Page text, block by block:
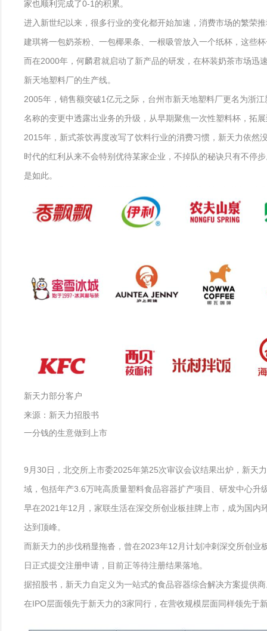
家也顺利完成了0-1的积累。
进入新世纪以来，很多行业的变化都开始加速，消费市场的繁荣
建琪将一包奶茶粉、一包椰果条、一根吸管放入一个纸杯，这些
而在2000年，何麟君就启动了新产品的研发，在杯装奶茶市场迅
新天地塑料厂的生产线。
2005年，销售额突破1亿元之际，台州市新天地塑料厂更名为浙
名称的变更中透露出业务的升级，从早期聚焦一次性塑料杯，拓
2015年，新式茶饮再度改写了饮料行业的消费习惯，新天力依
时代的红利从来不会特别优待某家企业，不掉队的秘诀只有不停
是如此。
新天力部分客户
来源：新天力招股书
一分钱的生意做到上市
9月30日，北交所上市委2025年第25次审议会议结果出炉，新天
域，包括年产3.6万吨高质量塑料食品容器扩产项目、研发中心升
早在2021年12月，家联生活在深交所创业板挂牌上市，成为国
达到顶峰。
而新天力的步伐稍显拖沓，曾在2023年12月计划冲刺深交所创
日正式提交注册申请，目前正等待注册结果落地。
据招股书，新天力自定义为一站式的食品容器综合解决方案提供
在IPO层面领先于新天力的3家同行，在营收规模层面同样领先